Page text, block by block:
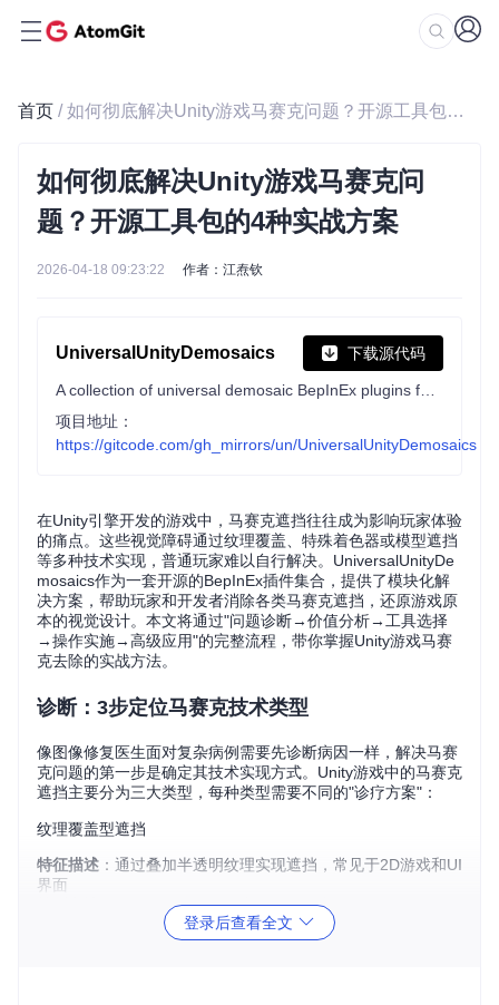
首页 / 如何彻底解决Unity游戏马赛克问题？开源工具包的4种实战方案
如何彻底解决Unity游戏马赛克问
题？开源工具包的4种实战方案
2026-04-18 09:23:22 作者：江焘钦
UniversalUnityDemosaics 下载源代码
项目地址：
https://gitcode.com/gh_mirrors/un/UniversalUnityDemosaics
在Unity引擎开发的游戏中，马赛克遮挡往往成为影响玩家体验
的痛点。这些视觉障碍通过纹理覆盖、特殊着色器或模型遮挡
等多种技术实现，普通玩家难以自行解决。UniversalUnityDe
mosaics作为一套开源的BepInEx插件集合，提供了模块化解
决方案，帮助玩家和开发者消除各类马赛克遮挡，还原游戏原
本的视觉设计。本文将通过"问题诊断→价值分析→工具选择
→操作实施→高级应用"的完整流程，带你掌握Unity游戏马赛
克去除的实战方法。
诊断：3步定位马赛克技术类型
像图像修复医生面对复杂病例需要先诊断病因一样，解决马赛
克问题的第一步是确定其技术实现方式。Unity游戏中的马赛克
遮挡主要分为三大类型，每种类型需要不同的"诊疗方案"：
纹理覆盖型遮挡
特征描述 ：通过叠加半透明纹理实现遮挡，常见于2D游戏和UI
界面
：暂停游戏时遮挡图案不随视角变化，材质检查可见
：DumbRendererDemosaic系列
登录后查看全文